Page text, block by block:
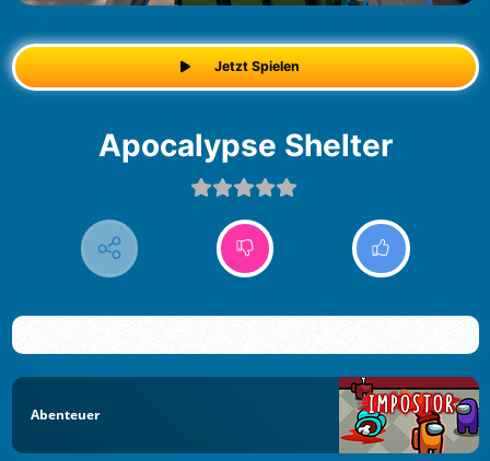
Jetzt Spielen
Apocalypse Shelter
Abenteuer